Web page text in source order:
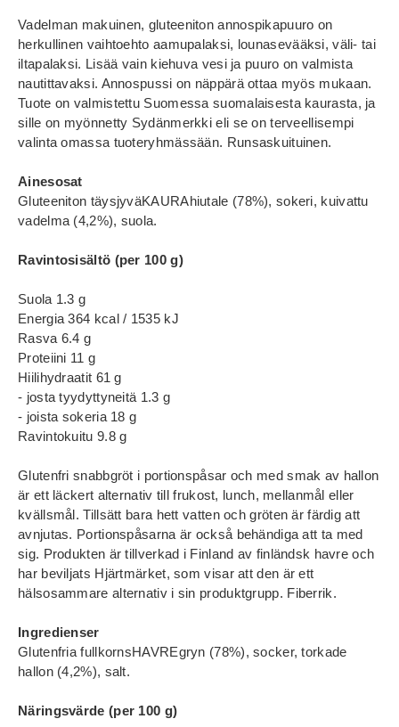
Vadelman makuinen, gluteeniton annospikapuuro on
herkullinen vaihtoehto aamupalaksi, lounasevääksi, väli- tai
iltapalaksi. Lisää vain kiehuva vesi ja puuro on valmista
nautittavaksi. Annospussi on näppärä ottaa myös mukaan.
Tuote on valmistettu Suomessa suomalaisesta kaurasta, ja
sille on myönnetty Sydänmerkki eli se on terveellisempi
valinta omassa tuoteryhmässään. Runsaskuituinen.
Ainesosat
Gluteeniton täysjyväKAURAhiutale (78%), sokeri, kuivattu
vadelma (4,2%), suola.
Ravintosisältö (per 100 g)
Suola 1.3 g
Energia 364 kcal / 1535 kJ
Rasva 6.4 g
Proteiini 11 g
Hiilihydraatit 61 g
- josta tyydyttyneitä 1.3 g
- joista sokeria 18 g
Ravintokuitu 9.8 g
Glutenfri snabbgröt i portionspåsar och med smak av hallon
är ett läckert alternativ till frukost, lunch, mellanmål eller
kvällsmål. Tillsätt bara hett vatten och gröten är färdig att
avnjutas. Portionspåsarna är också behändiga att ta med
sig. Produkten är tillverkad i Finland av finländsk havre och
har beviljats Hjärtmärket, som visar att den är ett
hälsosammare alternativ i sin produktgrupp. Fiberrik.
Ingredienser
Glutenfria fullkornsHAVREgryn (78%), socker, torkade
hallon (4,2%), salt.
Näringsvärde (per 100 g)